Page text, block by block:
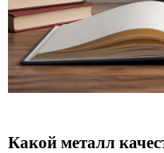
Какой металл